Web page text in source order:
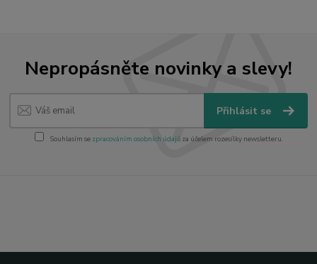
Nepropásněte novinky a slevy!
Přihlásit se
Souhlasím se zpracováním osobních údajůza účelem rozesílky newsletteru.